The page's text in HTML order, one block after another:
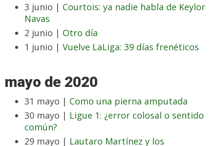
3 junio | Courtois: ya nadie habla de Keylor
Navas
2 junio | Otro día
1 junio | Vuelve LaLiga: 39 días frenéticos
mayo de 2020
31 mayo | Como una pierna amputada
30 mayo | Ligue 1: ¿error colosal o sentido
común?
29 mayo | Lautaro Martínez y los